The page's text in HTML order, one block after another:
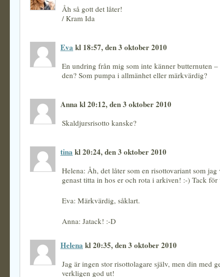
Åh så gott det låter!
/ Kram Ida
Eva kl 18:57, den 3 oktober 2010
En undring från mig som inte känner butternuten –
den? Som pumpa i allmänhet eller märkvärdig?
Anna kl 20:12, den 3 oktober 2010
Skaldjursrisotto kanske?
tina kl 20:24, den 3 oktober 2010
Helena: Åh, det låter som en risottovariant som
genast titta in hos er och rota i arkiven! :-) Tack för
Eva: Märkvärdig, såklart.
Anna: Jatack! :-D
Helena kl 20:35, den 3 oktober 2010
Jag är ingen stor risottolagare själv, men din med
verkligen god ut!